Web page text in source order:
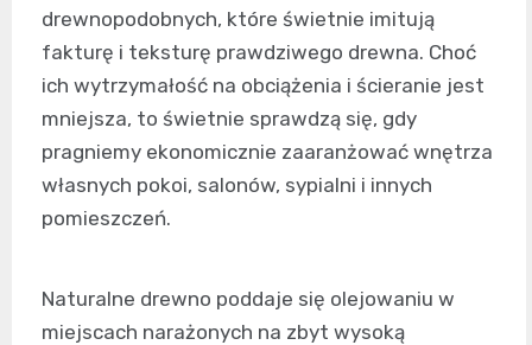
drewnopodobnych, które świetnie imitują
fakturę i teksturę prawdziwego drewna. Choć
ich wytrzymałość na obciążenia i ścieranie jest
mniejsza, to świetnie sprawdzą się, gdy
pragniemy ekonomicznie zaaranżować wnętrza
własnych pokoi, salonów, sypialni i innych
pomieszczeń.
Naturalne drewno poddaje się olejowaniu w
miejscach narażonych na zbyt wysoką